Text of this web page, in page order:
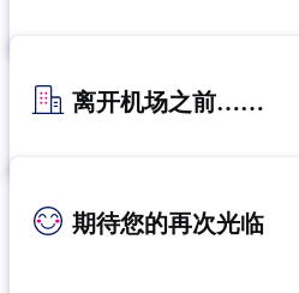
离开机场之前……
期待您的再次光临